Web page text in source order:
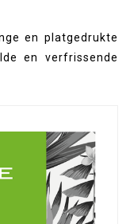
en platgedrukte
en verfrissende